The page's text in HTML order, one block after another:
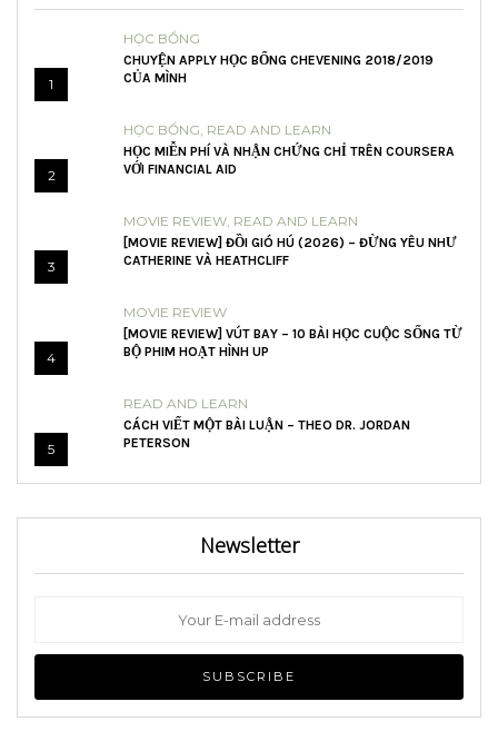
1
HỌC BỔNG
CHUYỆN APPLY HỌC BỔNG CHEVENING 2018/2019
CỦA MÌNH
2
HỌC BỔNG, READ AND LEARN
HỌC MIỄN PHÍ VÀ NHẬN CHỨNG CHỈ TRÊN COURSERA
VỚI FINANCIAL AID
3
MOVIE REVIEW, READ AND LEARN
[MOVIE REVIEW] ĐỒI GIÓ HÚ (2026) – ĐỪNG YÊU NHƯ
CATHERINE VÀ HEATHCLIFF
4
MOVIE REVIEW
[MOVIE REVIEW] VÚT BAY – 10 BÀI HỌC CUỘC SỐNG TỪ
BỘ PHIM HOẠT HÌNH UP
5
READ AND LEARN
CÁCH VIẾT MỘT BÀI LUẬN – THEO DR. JORDAN
PETERSON
Newsletter